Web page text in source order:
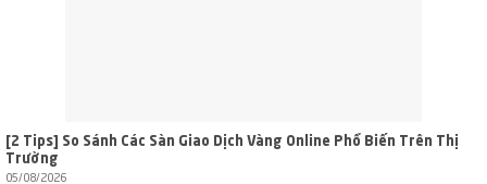
[2 Tips] So Sánh Các Sàn Giao Dịch Vàng Online Phổ Biến Trên Thị
Trường
05/08/2026